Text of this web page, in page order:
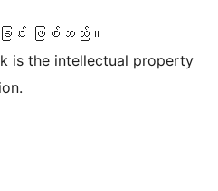
ခြင်း ဖြစ်သည်။
is the intellectual property